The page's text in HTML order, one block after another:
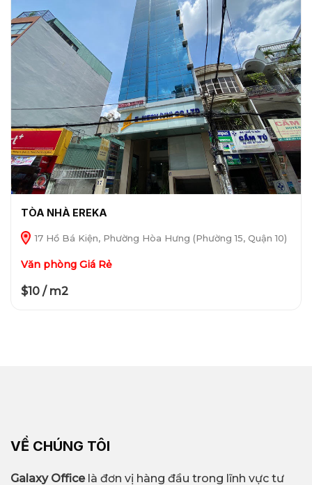
TÒA NHÀ EREKA
17 Hồ Bá Kiện, Phường Hòa Hưng (Phường 15, Quận 10)
Văn phòng Giá Rẻ
$10 / m2
VỀ CHÚNG TÔI
Galaxy Officelà đơn vị hàng đầu trong lĩnh vực tư